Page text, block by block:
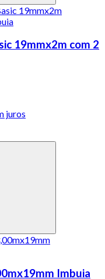
19mmx2m com 2
juros
Imbuia